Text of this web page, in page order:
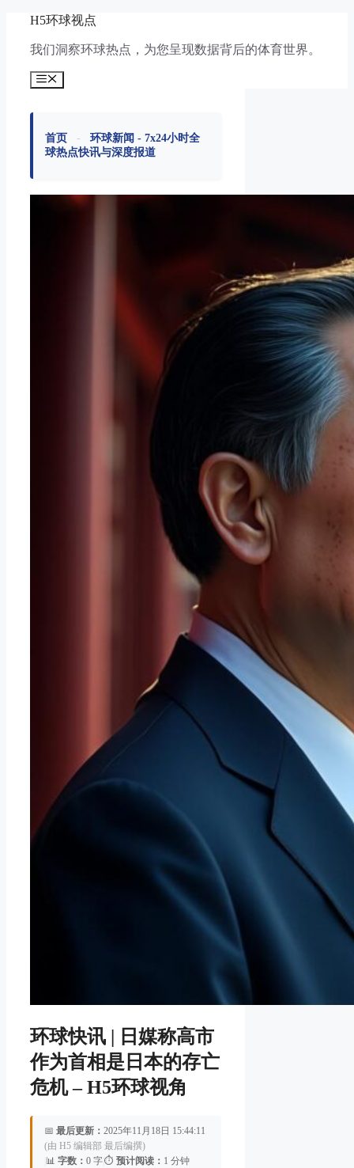
H5环球视点
我们洞察环球热点，为您呈现数据背后的体育世界。
菜
首页 -
环球新闻 - 7x24小时全
球热点快讯与深度报道
环球快讯 | 日媒称高市
作为首相是日本的存亡
危机 – H5环球视角
📅 最后更新： 2025年11月18日 15:44:11
(由 H5 编辑部 最后编撰)
📊 字数： 0 字⏱️ 预计阅读： 1 分钟